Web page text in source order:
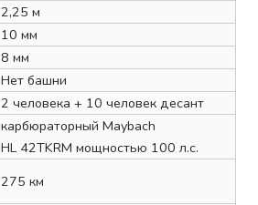
2,25 м
10 мм
8 мм
Нет башни
2 человека + 10 человек десант
карбюраторный Maybach
HL 42TKRM мощностью 100 л.с.
275 км